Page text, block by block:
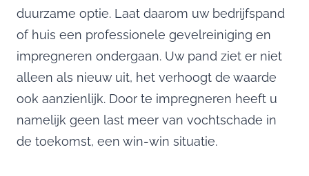
duurzame optie. Laat daarom uw bedrijfspand
of huis een professionele gevelreiniging en
impregneren ondergaan. Uw pand ziet er niet
alleen als nieuw uit, het verhoogt de waarde
ook aanzienlijk. Door te impregneren heeft u
namelijk geen last meer van vochtschade in
de toekomst, een win-win situatie.